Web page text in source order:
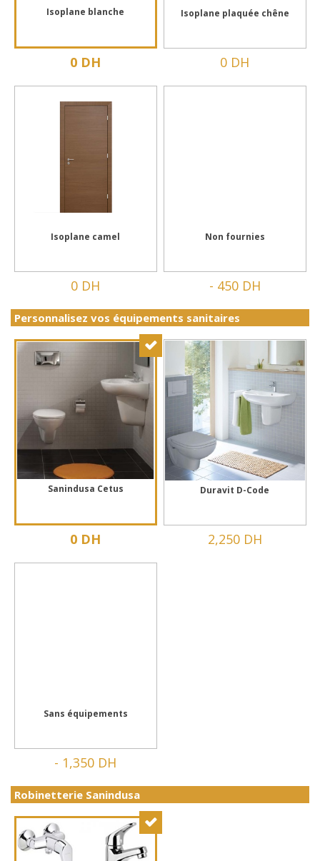
Isoplane blanche
0 DH
Isoplane plaquée chêne
0 DH
Isoplane camel
0 DH
Non fournies
- 450 DH
Personnalisez vos équipements sanitaires
Sanindusa Cetus
0 DH
Duravit D-Code
2,250 DH
Sans équipements
- 1,350 DH
Robinetterie Sanindusa